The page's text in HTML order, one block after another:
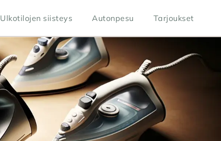
Ulkotilojen siisteys Autonpesu Tarjoukset